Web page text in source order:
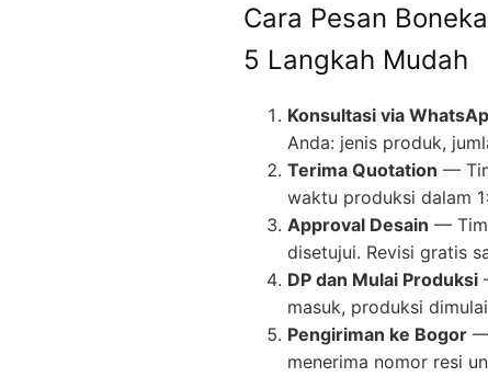
Cara Pesan
5 Langkah Mudah
Konsultasi via
Anda: jenis produk,
Terima Quotation —
waktu produksi dalam
Approval Desain — Tim
disetujui. Revisi gratis
DP dan Mulai Produksi
masuk, produksi
Pengiriman ke Bogor —
menerima nomor resi